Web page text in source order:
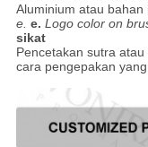
Aluminium atau bahan
e. e. Logo color on
sikat
Pencetakan sutra
cara pengepakan